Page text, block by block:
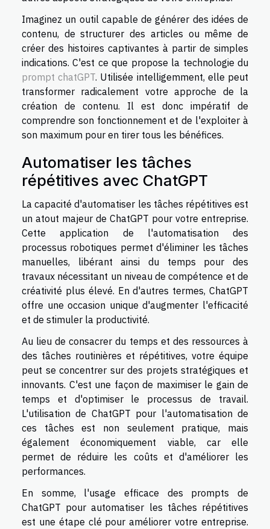
Imaginez un outil capable de générer des idées de
contenu, de structurer des articles ou même de
créer des histoires captivantes à partir de simples
indications. C'est ce que propose la technologie du
prompt chatGPT. Utilisée intelligemment, elle peut
transformer radicalement votre approche de la
création de contenu. Il est donc impératif de
comprendre son fonctionnement et de l'exploiter à
son maximum pour en tirer tous les bénéfices.
Automatiser les tâches
répétitives avec ChatGPT
La capacité d'automatiser les tâches répétitives est
un atout majeur de ChatGPT pour votre entreprise.
Cette application de l'automatisation des
processus robotiques permet d'éliminer les tâches
manuelles, libérant ainsi du temps pour des
travaux nécessitant un niveau de compétence et de
créativité plus élevé. En d'autres termes, ChatGPT
offre une occasion unique d'augmenter l'efficacité
et de stimuler la productivité.
Au lieu de consacrer du temps et des ressources à
des tâches routinières et répétitives, votre équipe
peut se concentrer sur des projets stratégiques et
innovants. C'est une façon de maximiser le gain de
temps et d'optimiser le processus de travail.
L'utilisation de ChatGPT pour l'automatisation de
ces tâches est non seulement pratique, mais
également économiquement viable, car elle
permet de réduire les coûts et d'améliorer les
performances.
En somme, l'usage efficace des prompts de
ChatGPT pour automatiser les tâches répétitives
est une étape clé pour améliorer votre entreprise.